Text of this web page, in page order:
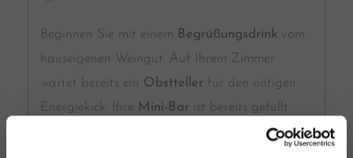
Beginnen Sie mit einem Begrüßungsdrink vom
hauseigenen Weingut. Auf Ihrem Zimmer
wartet bereits ein Obstteller für den nötigen
Energiekick. Ihre Mini-Bar ist bereits gefüllt